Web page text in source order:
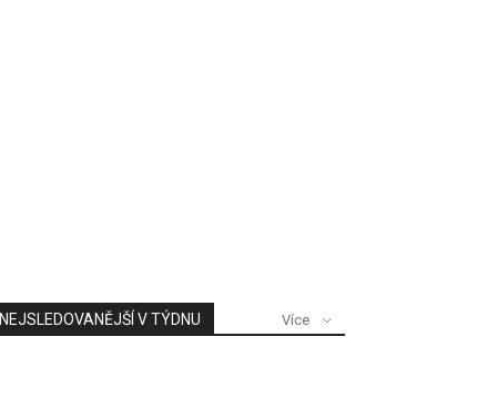
NEJSLEDOVANĚJŠÍ V TÝDNU Více